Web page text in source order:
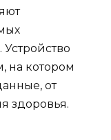
Устройство
на котором
от
здоровья.